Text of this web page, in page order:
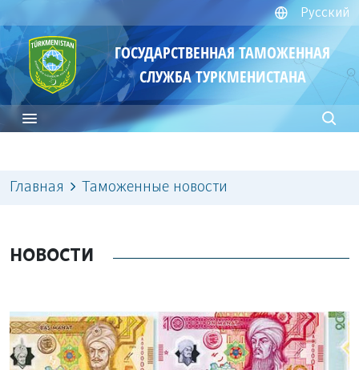
Русский
ГОСУДАРСТВЕННАЯ ТАМОЖЕННАЯ
СЛУЖБА ТУРКМЕНИСТАНА
Главная Таможенные новости
НОВОСТИ